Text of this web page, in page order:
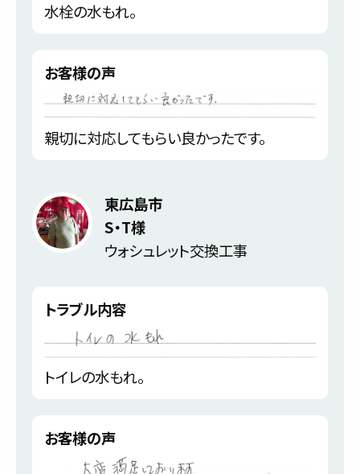
水栓の水もれ。
お客様の声
親切に対応してもらい良かったです。
東広島市
S・T様
ウォシュレット交換工事
トラブル内容
トイレの水もれ。
お客様の声